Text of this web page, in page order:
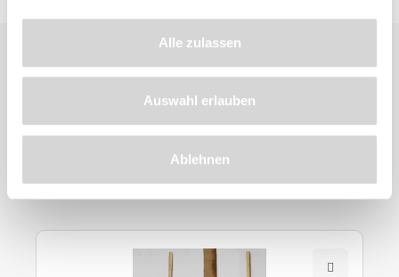
Alle zulassen
Auswahl erlauben
Ablehnen
Produkte